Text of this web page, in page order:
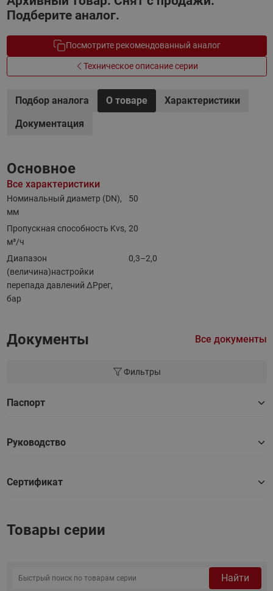
Подберите аналог.
Посмотрите рекомендованный аналог
Техническое описание серии
Подбор аналога О товаре
Характеристики
Документация
Основное
Все характеристики
Номинальный диаметр (DN),
мм
50
Пропускная способность Kvs,
м³/ч
20
Диапазон
(величина)настройки
перепада давлений ΔРрег,
бар
0,3–2,0
Документы Все документы
Фильтры
Паспорт
Руководство
Сертификат
Товары серии
Найти